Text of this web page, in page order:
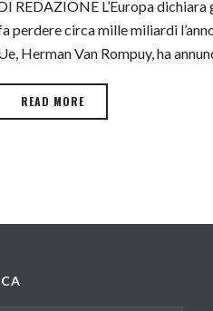
REDAZIONE L’Europa dichiara
perdere circa mille miliardi
Herman Van Rompuy, ha
READ MORE